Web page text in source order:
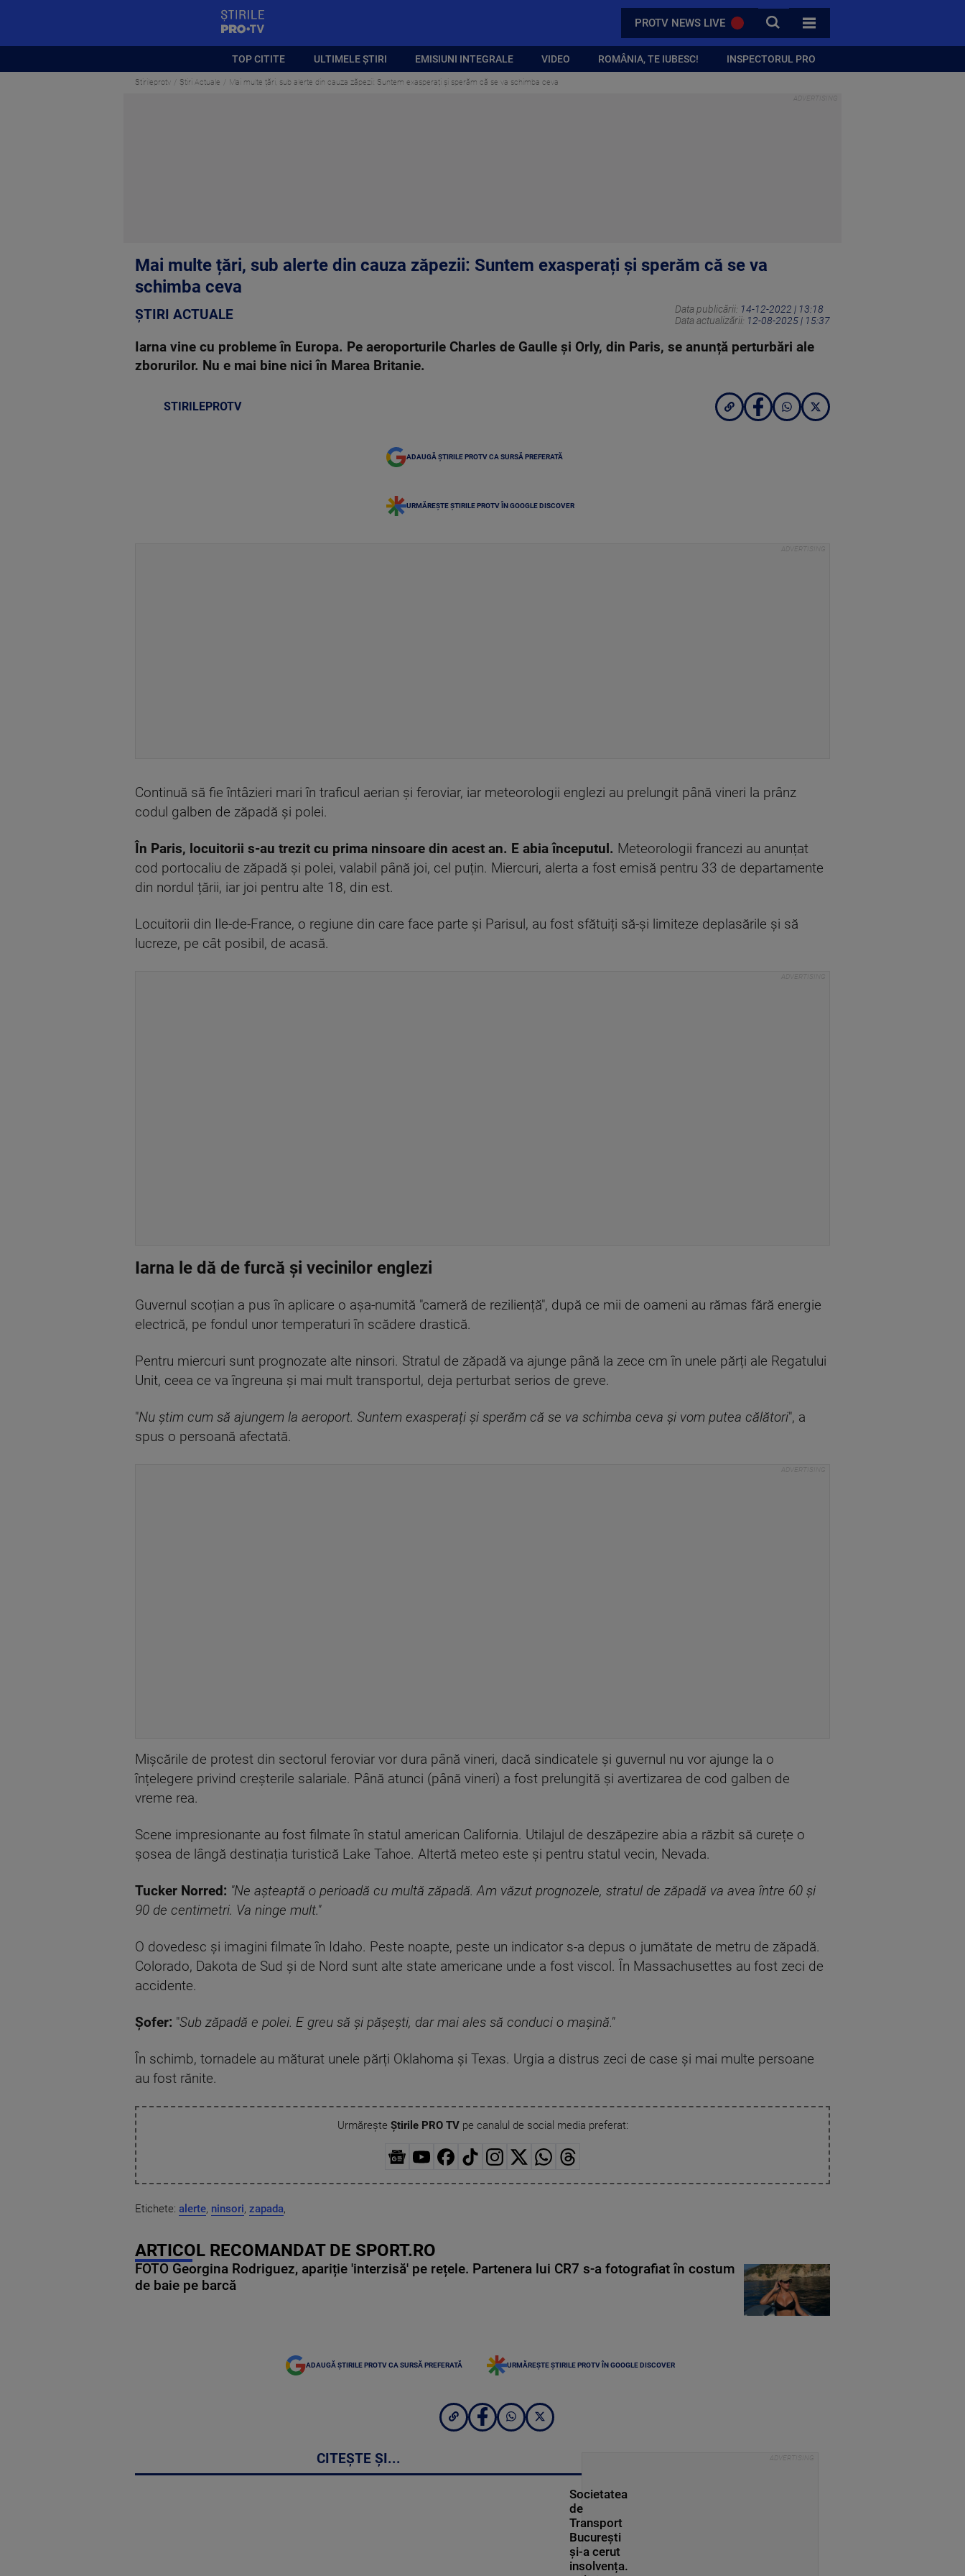
PROTV NEWS LIVE CAUTA
TOATE CATEGORIILE
TOP CITITE ULTIMELE ȘTIRI EMISIUNI INTEGRALE VIDEO ROMÂNIA, TE IUBESC! INSPECTORUL PRO
Stirileprotv Știri Actuale Mai multe țări, sub alerte din cauza zăpezii: Suntem exasperați și sperăm că se va schimba ceva
Mai multe țări, sub alerte din cauza zăpezii: Suntem exasperați și sperăm că se va
schimba ceva
ȘTIRI ACTUALE Data publicării: 14-12-2022 | 13:18
Data actualizării: 12-08-2025 | 15:37
Iarna vine cu probleme în Europa. Pe aeroporturile Charles de Gaulle şi Orly, din Paris, se anunță perturbări ale
zborurilor. Nu e mai bine nici în Marea Britanie.
STIRILEPROTV
ADAUGĂ ȘTIRILE PROTV CA SURSĂ PREFERATĂ
URMĂREȘTE ȘTIRILE PROTV ÎN GOOGLE DISCOVER
Continuă să fie întâzieri mari în traficul aerian și feroviar, iar meteorologii englezi au prelungit până vineri la prânz
codul galben de zăpadă și polei.
În Paris, locuitorii s-au trezit cu prima ninsoare din acest an. E abia începutul. Meteorologii francezi au anunțat
cod portocaliu de zăpadă și polei, valabil până joi, cel puțin. Miercuri, alerta a fost emisă pentru 33 de departamente
din nordul țării, iar joi pentru alte 18, din est.
Locuitorii din Ile-de-France, o regiune din care face parte și Parisul, au fost sfătuiți să-și limiteze deplasările și să
lucreze, pe cât posibil, de acasă.
Iarna le dă de furcă și vecinilor englezi
Guvernul scoțian a pus în aplicare o așa-numită "cameră de reziliență", după ce mii de oameni au rămas fără energie
electrică, pe fondul unor temperaturi în scădere drastică.
Pentru miercuri sunt prognozate alte ninsori. Stratul de zăpadă va ajunge până la zece cm în unele părți ale Regatului
Unit, ceea ce va îngreuna și mai mult transportul, deja perturbat serios de greve.
"Nu știm cum să ajungem la aeroport. Suntem exasperați și sperăm că se va schimba ceva și vom putea călători", a
spus o persoană afectată.
Mișcările de protest din sectorul feroviar vor dura până vineri, dacă sindicatele și guvernul nu vor ajunge la o
înțelegere privind creșterile salariale. Până atunci (până vineri) a fost prelungită și avertizarea de cod galben de
vreme rea.
Scene impresionante au fost filmate în statul american California. Utilajul de deszăpezire abia a răzbit să curețe o
șosea de lângă destinația turistică Lake Tahoe. Altertă meteo este și pentru statul vecin, Nevada.
Tucker Norred: "Ne așteaptă o perioadă cu multă zăpadă. Am văzut prognozele, stratul de zăpadă va avea între 60 și
90 de centimetri. Va ninge mult."
O dovedesc și imagini filmate în Idaho. Peste noapte, peste un indicator s-a depus o jumătate de metru de zăpadă.
Colorado, Dakota de Sud și de Nord sunt alte state americane unde a fost viscol. În Massachusettes au fost zeci de
accidente.
Șofer: "Sub zăpadă e polei. E greu să și pășești, dar mai ales să conduci o mașină."
În schimb, tornadele au măturat unele părți Oklahoma și Texas. Urgia a distrus zeci de case și mai multe persoane
au fost rănite.
Urmărește Știrile PRO TVpe canalul de social media preferat:
Etichete: alerte, ninsori, zapada,
ARTICOL RECOMANDAT DE SPORT.RO
FOTO Georgina Rodriguez, apariție 'interzisă' pe rețele. Partenera lui CR7 s-a fotografiat în costum
de baie pe barcă
ADAUGĂ ȘTIRILE PROTV CA SURSĂ PREFERATĂ URMĂREȘTE ȘTIRILE PROTV ÎN GOOGLE DISCOVER
CITEȘTE ȘI...
Societatea
de
Transport
București
și-a cerut
insolvența.